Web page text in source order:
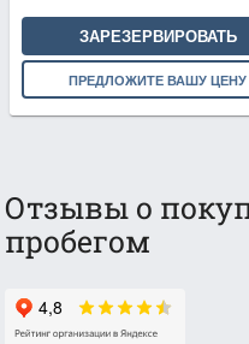
ЗАРЕЗЕРВИРОВАТЬ
ПРЕДЛОЖИТЕ ВАШУ ЦЕНУ
Отзывы о
пробегом